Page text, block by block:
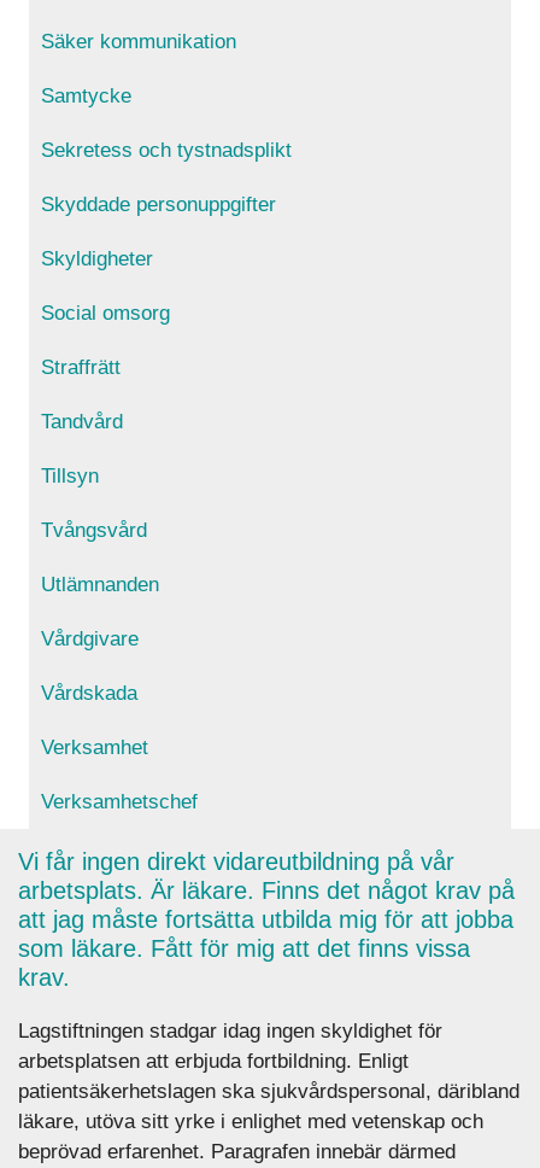
Säker kommunikation
Samtycke
Sekretess och tystnadsplikt
Skyddade personuppgifter
Skyldigheter
Social omsorg
Straffrätt
Tandvård
Tillsyn
Tvångsvård
Utlämnanden
Vårdgivare
Vårdskada
Verksamhet
Verksamhetschef
Vi får ingen direkt vidareutbildning på vår
arbetsplats. Är läkare. Finns det något krav på
att jag måste fortsätta utbilda mig för att jobba
som läkare. Fått för mig att det finns vissa
krav.
Lagstiftningen stadgar idag ingen skyldighet för
arbetsplatsen att erbjuda fortbildning. Enligt
patientsäkerhetslagen ska sjukvårdspersonal, däribland
läkare, utöva sitt yrke i enlighet med vetenskap och
beprövad erfarenhet. Paragrafen innebär därmed